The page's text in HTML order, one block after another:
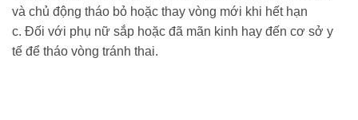
và chủ động tháo bỏ hoặc thay vòng mới khi hết hạn
c. Đối với phụ nữ sắp hoặc đã mãn kinh hay đến cơ sở y
tế để tháo vòng tránh thai.